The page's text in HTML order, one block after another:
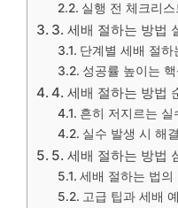
실행 전 체크리스
3. 세배 절하는 방법
단계별 세배 절하
성공률 높이는 핵
4. 세배 절하는 방법
흔히 저지르는 실
실수 발생 시 해
5. 세배 절하는 방법
세배 절하는 법의
고급 팁과 세배